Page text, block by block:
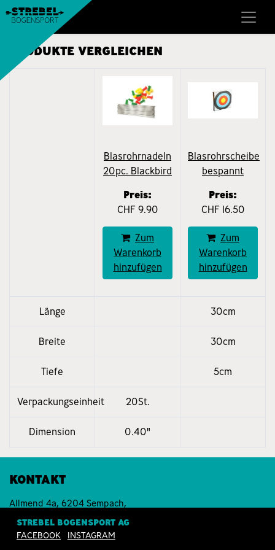
PRODUKTE VERGLEICHEN
Blasrohrnadeln
20pc. Blackbird
Preis:
CHF 9.90
Zum
Warenkorb
hinzufügen
Blasrohrscheibe
bespannt
Preis:
CHF 16.50
Zum
Warenkorb
hinzufügen
Länge 30cm
Breite 30cm
Tiefe 5cm
Verpackungseinheit 20St.
Dimension 0.40"
KONTAKT
Allmend 4a, 6204 Sempach,
Schweiz
T +41 41 210 18 28
STREBEL BOGENSPORT AG
FACEBOOK
INSTAGRAM